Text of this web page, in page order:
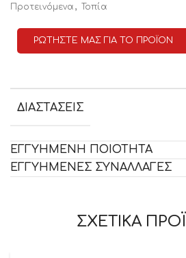
Προτεινόμενα , Τοπία
ΡΩΤΗΣΤΕ ΜΑΣ ΓΙΑ ΤΟ ΠΡΟΪΟΝ
ΔΙΑΣΤΑΣΕΙΣ
ΕΓΓΥΗΜΕΝΗ ΠΟΙΟΤΗΤΑ
ΕΓΓΥΗΜΕΝΕΣ ΣΥΝΑΛΛΑΓΕΣ
ΣΧΕΤΙΚΑ